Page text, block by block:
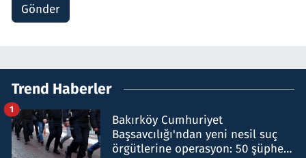
Gönder
Trend Haberler
Bakırköy Cumhuriyet
Başsavcılığı'ndan yeni nesil suç
örgütlerine operasyon: 50 şüpheli
1